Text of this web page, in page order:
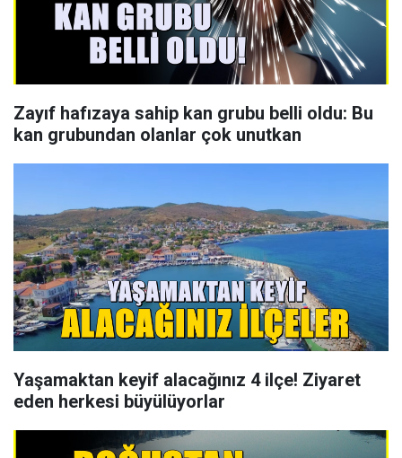
Zayıf hafızaya sahip kan grubu belli oldu: Bu
kan grubundan olanlar çok unutkan
Yaşamaktan keyif alacağınız 4 ilçe! Ziyaret
eden herkesi büyülüyorlar